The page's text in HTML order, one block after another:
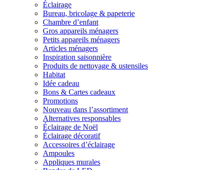
Éclairage
Bureau, bricolage & papeterie
Chambre d’enfant
Gros appareils ménagers
Petits appareils ménagers
Articles ménagers
Inspiration saisonnière
Produits de nettoyage & ustensiles
Habitat
Idée cadeau
Bons & Cartes cadeaux
Promotions
Nouveau dans l’assortiment
Alternatives responsables
Éclairage de Noël
Éclairage décoratif
Accessoires d’éclairage
Ampoules
Appliques murales